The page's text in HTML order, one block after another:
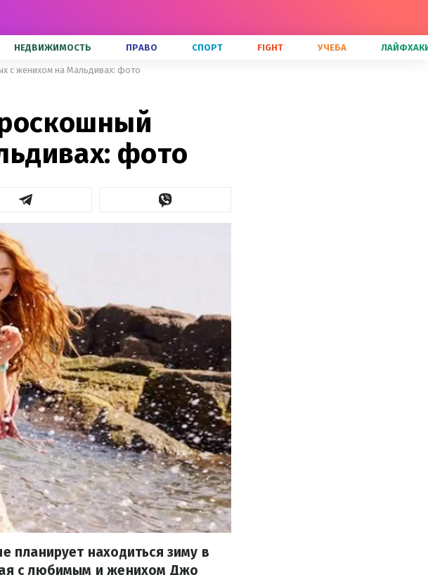
НЕДВИЖИМОСТЬ ПРАВО СПОРТ FIGHT УЧЕБА
с женихом на Мальдивах: фото
фото
планирует находиться зиму в
с любимым и женихом Джо